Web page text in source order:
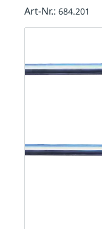
Art-Nr.: 684.201